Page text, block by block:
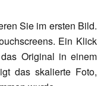
Sie im ersten Bild.
Ein Klick
Original in einem
das skalierte Foto,